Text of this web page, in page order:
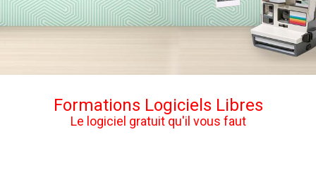
Formations Logiciels Libres
Le logiciel gratuit qu'il vous faut